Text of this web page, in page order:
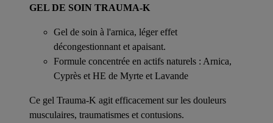
GEL DE SOIN TRAUMA-K
Gel de soin à l'arnica, léger effet
décongestionnant et apaisant.
Formule concentrée en actifs naturels : Arnica,
Cyprès et HE de Myrte et Lavande
Ce gel Trauma-K agit efficacement sur les douleurs
musculaires, traumatismes et contusions.